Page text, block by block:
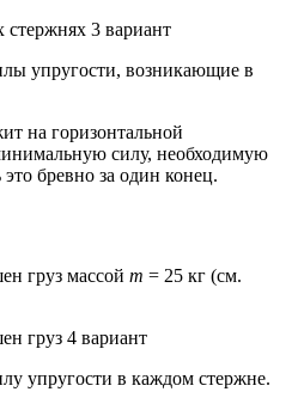
упругости, возникаю­щие в
на горизонтальной
силу, необходимую
бревно за один конец.
груз массой m = 25 кг (см.
упругости в каждом стержне.